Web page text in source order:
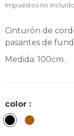
Impuestos no
Cinturón de
pasantes de
Medida: 100cm.
color :
NegroCanela